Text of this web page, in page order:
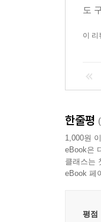
도
이 리
한줄평
1,000원
eBook은
클래스는
eBook 페
평점